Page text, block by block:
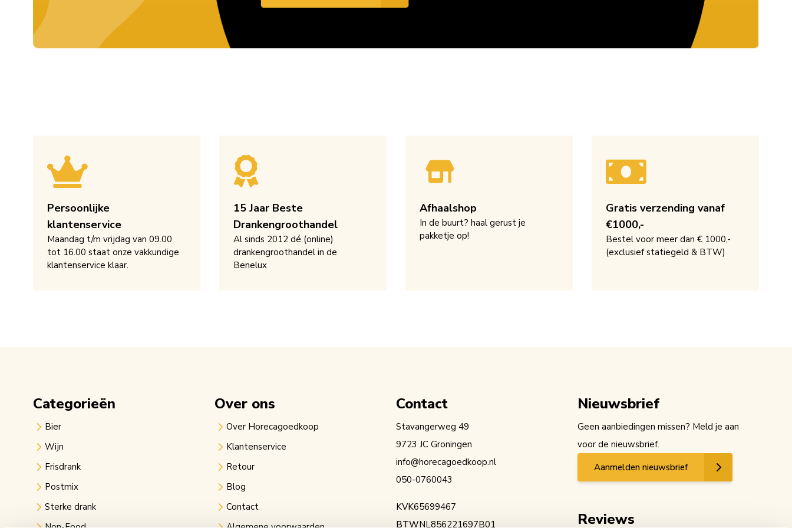
Persoonlijke
klantenservice
Maandag t/m vrijdag van 09.00
tot 16.00 staat onze vakkundige
klantenservice klaar.
15 Jaar Beste
Drankengroothandel
Al sinds 2012 dé (online)
drankengroothandel in de
Benelux
Afhaalshop
In de buurt? haal gerust je
pakketje op!
Gratis verzending vanaf
€1000,-
Bestel voor meer dan € 1000,-
(exclusief statiegeld & BTW)
Categorieën
Bier
Wijn
Frisdrank
Postmix
Sterke drank
Over ons
Over Horecagoedkoop
Klantenservice
Retour
Blog
Contact
Contact
Stavangerweg 49
9723 JC Groningen
info@horecagoedkoop.nl
050-0760043
KVK65699467
BTWNL856221697B01
Nieuwsbrief
Geen aanbiedingen missen? Meld je aan
voor de nieuwsbrief.
Aanmelden nieuwsbrief
Reviews